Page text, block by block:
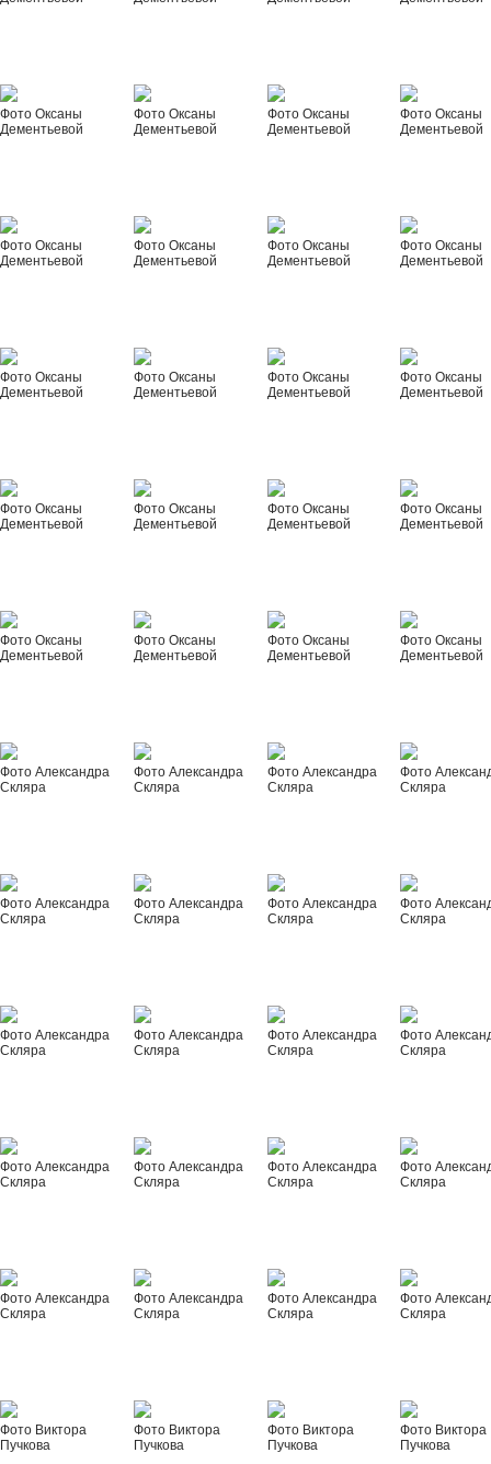
Фото Оксаны
Дементьевой
Фото Оксаны
Дементьевой
Фото Оксаны
Дементьевой
Фото Оксаны
Дементьевой
Фото Оксаны
Дементьевой
Фото Оксаны
Дементьевой
Фото Оксаны
Дементьевой
Фото Оксаны
Дементьевой
Фото Оксаны
Дементьевой
Фото Оксаны
Дементьевой
Фото Оксаны
Дементьевой
Фото Оксаны
Дементьевой
Фото Оксаны
Дементьевой
Фото Оксаны
Дементьевой
Фото Оксаны
Дементьевой
Фото Оксаны
Дементьевой
Фото Оксаны
Дементьевой
Фото Оксаны
Дементьевой
Фото Оксаны
Дементьевой
Фото Оксаны
Дементьевой
Фото Александра
Скляра
Фото Александра
Скляра
Фото Александра
Скляра
Фото
Скляра
Фото Александра
Скляра
Фото Александра
Скляра
Фото Александра
Скляра
Фото
Скляра
Фото Александра
Скляра
Фото Александра
Скляра
Фото Александра
Скляра
Фото
Скляра
Фото Александра
Скляра
Фото Александра
Скляра
Фото Александра
Скляра
Фото
Скляра
Фото Александра
Скляра
Фото Александра
Скляра
Фото Александра
Скляра
Фото
Скляра
Фото Виктора
Пучкова
Фото Виктора
Пучкова
Фото Виктора
Пучкова
Фото Виктора
Пучкова